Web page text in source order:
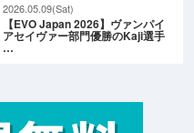
2026.05.09(Sat)
【EVO Japan 2026】ヴァンパイ
アセイヴァー部門優勝のKaji選手
…